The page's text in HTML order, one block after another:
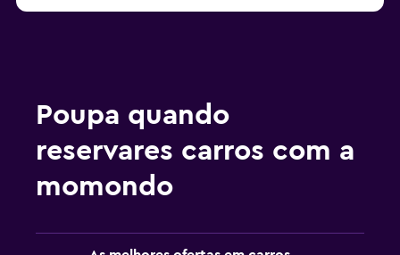
Poupa quando
reservares carros com a
momondo